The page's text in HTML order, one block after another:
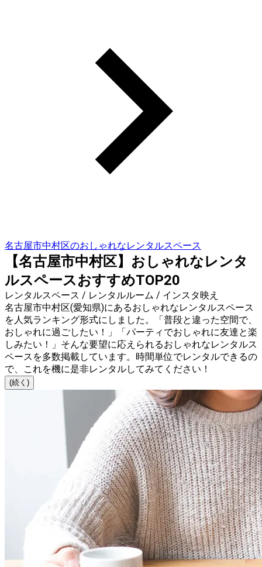
名古屋市中村区のおしゃれなレンタルスペース
【名古屋市中村区】おしゃれなレンタ
ルスペースおすすめTOP20
レンタルスペース / レンタルルーム / インスタ映え
名古屋市中村区(愛知県)にあるおしゃれなレンタルスペース
を人気ランキング形式にしました。「普段と違った空間で、
おしゃれに過ごしたい！」「パーティでおしゃれに友達と楽
しみたい！」そんな要望に応えられるおしゃれなレンタルス
ペースを多数掲載しています。時間単位でレンタルできるの
で、これを機に是非レンタルしてみてください！
(続く)